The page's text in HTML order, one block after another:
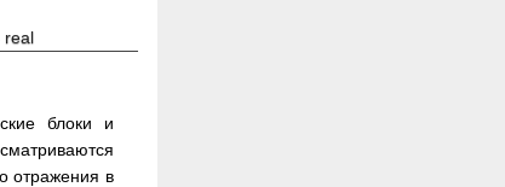
real
блоки и
отражения в